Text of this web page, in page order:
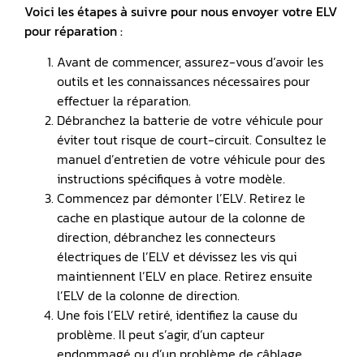
Voici les étapes à suivre pour nous envoyer votre ELV
pour réparation :
Avant de commencer, assurez-vous d’avoir les
outils et les connaissances nécessaires pour
effectuer la réparation.
Débranchez la batterie de votre véhicule pour
éviter tout risque de court-circuit. Consultez le
manuel d’entretien de votre véhicule pour des
instructions spécifiques à votre modèle.
Commencez par démonter l’ELV. Retirez le
cache en plastique autour de la colonne de
direction, débranchez les connecteurs
électriques de l’ELV et dévissez les vis qui
maintiennent l’ELV en place. Retirez ensuite
l’ELV de la colonne de direction.
Une fois l’ELV retiré, identifiez la cause du
problème. Il peut s’agir, d’un capteur